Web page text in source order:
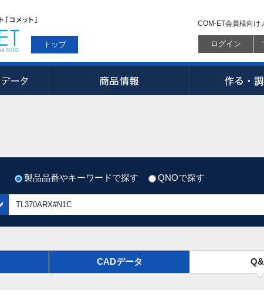
トップ
COM-ET会員様向け
ログイン
製品品番やキーワードで探す QNOで探す
CADデータ